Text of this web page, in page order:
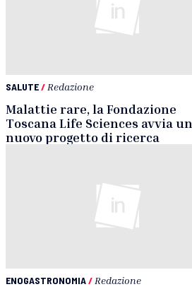
SALUTE/ Redazione
Malattie rare, la Fondazione
Toscana Life Sciences avvia un
nuovo progetto di ricerca
ENOGASTRONOMIA/ Redazione